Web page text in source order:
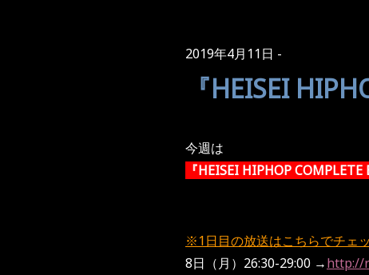
2019年4月11日
『HEISEI
今週は
『HEISEI HIPHOP COMPLETE
※1日目の放送はこちらでチェ
8日（月）26:30-29:00 →http://